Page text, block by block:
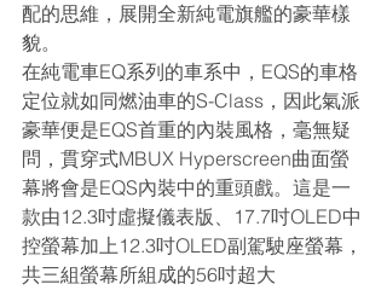
配的思維，展開全新純電旗艦的豪華樣
貌。
在純電車EQ系列的車系中，EQS的車格
定位就如同燃油車的S-Class，因此氣派
豪華便是EQS首重的內裝風格，毫無疑
問，貫穿式MBUX Hyperscreen曲面螢
幕將會是EQS內裝中的重頭戲。這是一
款由12.3吋虛擬儀表版、17.7吋OLED中
控螢幕加上12.3吋OLED副駕駛座螢幕，
共三組螢幕所組成的56吋超大